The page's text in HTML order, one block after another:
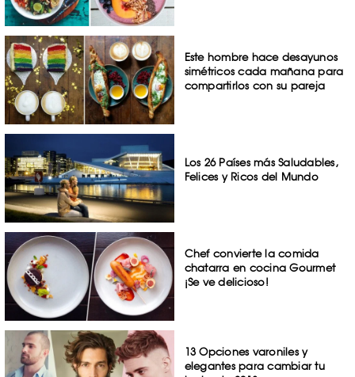
Este hombre hace desayunos
simétricos cada mañana para
compartirlos con su pareja
Los 26 Países más Saludables,
Felices y Ricos del Mundo
Chef convierte la comida
chatarra en cocina Gourmet
¡Se ve delicioso!
13 Opciones varoniles y
elegantes para cambiar tu